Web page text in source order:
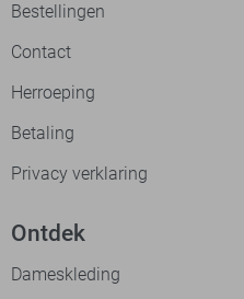
Bestellingen
Contact
Herroeping
Betaling
Privacy verklaring
Ontdek
Dameskleding